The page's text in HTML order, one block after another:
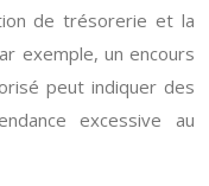
de trésorerie et la
exemple, un encours
peut indiquer des
excessive au